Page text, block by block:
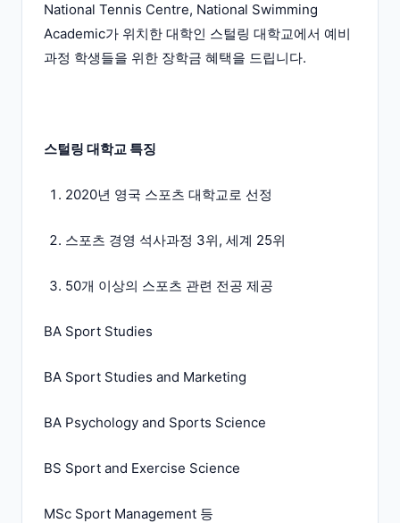
National Tennis Centre, National Swimming
Academic가 위치한 대학인 스털링 대학교에서 예비
과정 학생들을 위한 장학금 혜택을 드립니다.
스털링 대학교 특징
2020년 영국 스포츠 대학교로 선정
스포츠 경영 석사과정 3위, 세계 25위
50개 이상의 스포츠 관련 전공 제공
BA Sport Studies
BA Sport Studies and Marketing
BA Psychology and Sports Science
BS Sport and Exercise Science
MSc Sport Management 등